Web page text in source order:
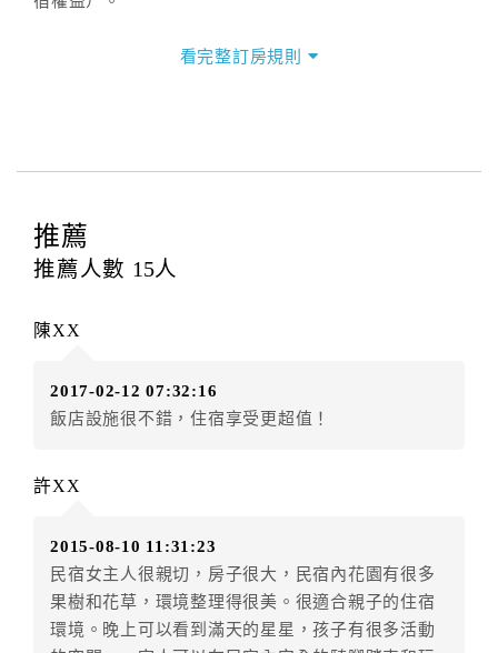
四、訂單異動
提出申辦不得異動訂單。
每筆訂單異動限定
辦理取消退款。
房者應補足差額。（限原訂飯店）
房者不得要求退其差額。（限原訂飯店）
額3個月
．訂房者使用「保留住宿金額」時，請注意！為避免飯
店客滿，敬請及早計畫，如逾時未提出申辦，視同無條
件放棄訂單（住宿權益）。 （限原訂飯店使用）
．每筆訂單異動限定乙次，限原訂飯店，異動完成後不
看完整訂房規則
推薦
推薦人數 15人
陳XX
2017-02-12 07:32:16
飯店設施很不錯，住宿享受更超值！
許XX
2015-08-10 11:31:23
民宿女主人很親切，房子很大，民宿內花園有很多
果樹和花草，環境整理得很美。很適合親子的住宿
環境。晚上可以看到滿天的星星，孩子有很多活動